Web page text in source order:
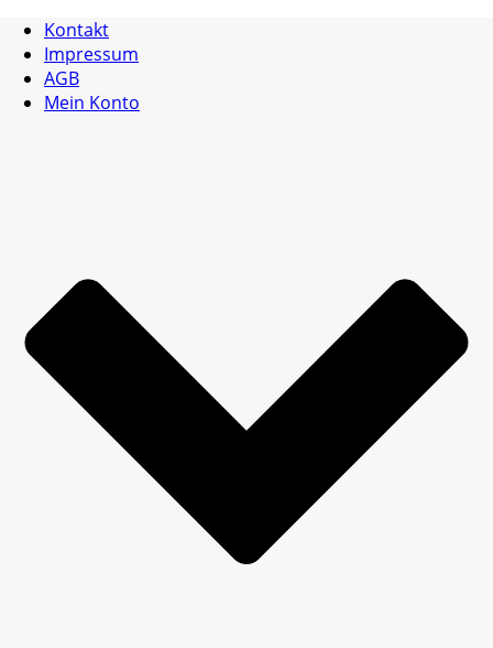
Kontakt
Impressum
AGB
Mein Konto